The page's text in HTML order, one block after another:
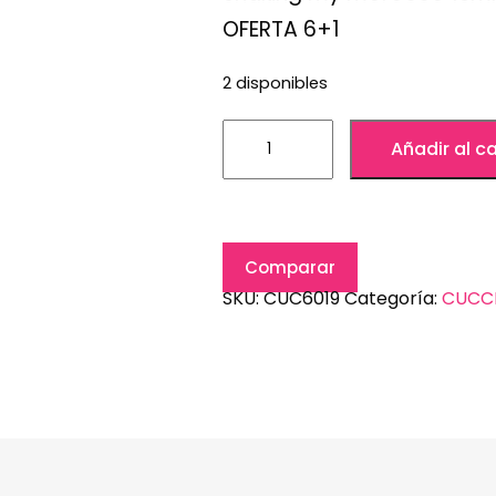
OFERTA 6+1
2 disponibles
Añadir al
Comparar
SKU:CUC6019Categoría: